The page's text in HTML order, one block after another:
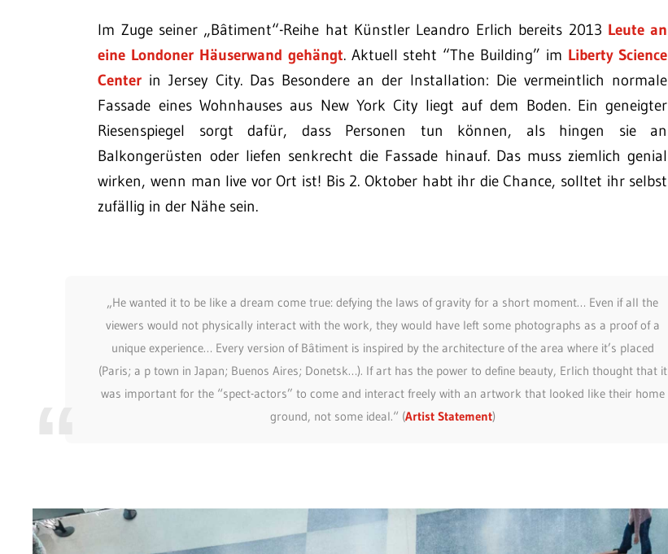
Im Zuge seiner „Bâtiment“-Reihe hat Künstler Leandro Erlich bereits 2013 Leute an
eine Londoner Häuserwand gehängt. Aktuell steht “The Building” im Liberty Science
Center in Jersey City. Das Besondere an der Installation: Die vermeintlich normale
Fassade eines Wohnhauses aus New York City liegt auf dem Boden. Ein geneigter
Riesenspiegel sorgt dafür, dass Personen tun können, als hingen sie an
Balkongerüsten oder liefen senkrecht die Fassade hinauf. Das muss ziemlich genial
wirken, wenn man live vor Ort ist! Bis 2. Oktober habt ihr die Chance, solltet ihr selbst
zufällig in der Nähe sein.
„He wanted it to be like a dream come true: defying the laws of gravity for a short moment… Even if all the
viewers would not physically interact with the work, they would have left some photographs as a proof of a
unique experience… Every version of Bâtiment is inspired by the architecture of the area where it’s placed
(Paris; a p town in Japan; Buenos Aires; Donetsk…). If art has the power to define beauty, Erlich thought that it
was important for the “spect-actors” to come and interact freely with an artwork that looked like their home
ground, not some ideal.“ (Artist Statement)